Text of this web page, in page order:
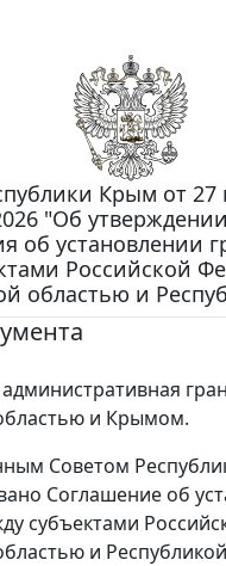
Крым от 27
"Об
об установлении
Российской
областью и
и Крымом.
Советом
Соглашение об
субъектами
и